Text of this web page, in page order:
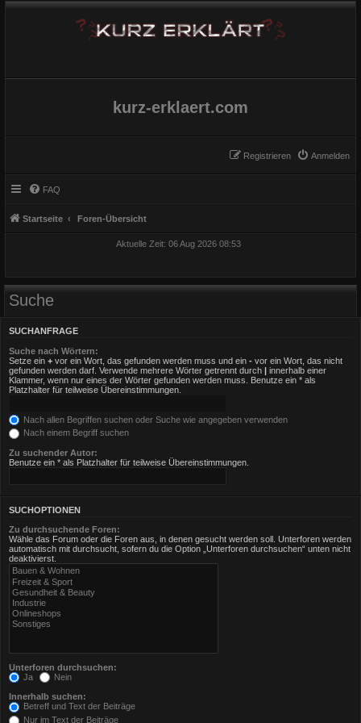
kurz-erklaert.com
Anmelden
Registrieren
FAQ
Startseite Foren-Übersicht
Aktuelle Zeit: 06 Aug 2026 08:53
Suche
SUCHANFRAGE
Suche nach Wörtern:
Setze ein + vor ein Wort, das gefunden werden muss und ein - vor ein Wort, das nicht
gefunden werden darf. Verwende mehrere Wörter getrennt durch | innerhalb einer
Klammer, wenn nur eines der Wörter gefunden werden muss. Benutze ein * als
Platzhalter für teilweise Übereinstimmungen.
Nach allen Begriffen suchen oder Suche wie angegeben verwenden
Nach einem Begriff suchen
Zu suchender Autor:
Benutze ein * als Platzhalter für teilweise Übereinstimmungen.
SUCHOPTIONEN
Zu durchsuchende Foren:
Wähle das Forum oder die Foren aus, in denen gesucht werden soll. Unterforen werden
automatisch mit durchsucht, sofern du die Option „Unterforen durchsuchen“ unten nicht
deaktivierst.
Unterforen durchsuchen:
Ja
Nein
Innerhalb suchen:
Betreff und Text der Beiträge
Nur im Text der Beiträge